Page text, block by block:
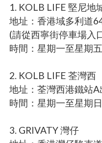
1. KOLB LIFE 堅尼地
地址：香港域多利道
(請從西寧街停車場入
時間：星期一至星期
2. KOLB LIFE 荃灣西
地址：荃灣西港鐵站
時間：星期一至星期
3. GRIVATY 灣仔